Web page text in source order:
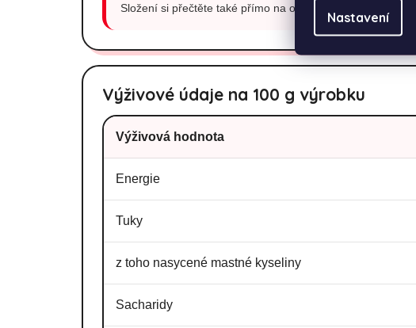
Nastavení
Složení si přečtěte také přímo na obalu produktu, jelikož se
Výživové údaje na 100 g výrobku
Výživová hodnota
Energie
Tuky
z toho nasycené mastné kyseliny
Sacharidy